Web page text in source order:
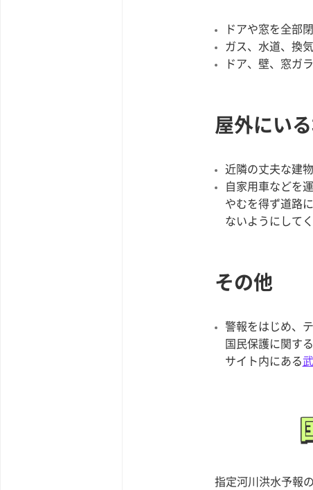
ドアや窓を全部
ガス、水道、換
ドア、壁、窓ガ
屋外にい
近隣の丈夫な建
自家用車などを
やむを得ず道路
ないようにしてく
その他
警報をはじめ、
国民保護に関す
サイト内にある
指定河川洪水予報